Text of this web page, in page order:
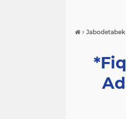
› Jabodetabek